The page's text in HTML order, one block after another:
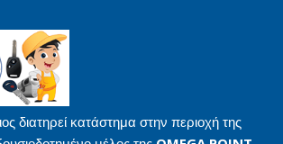
διατηρεί κατάστημα στην περιοχή της